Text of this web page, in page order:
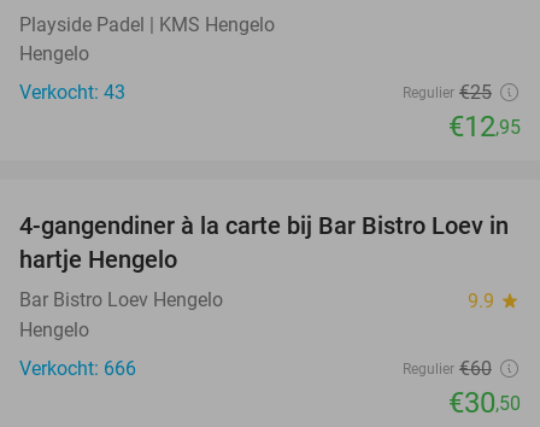
Playside Padel | KMS Hengelo
Hengelo
Verkocht: 43
Regulier €25
€12,95
49%
4-gangendiner à la carte bij Bar Bistro Loev in
hartje Hengelo
Bar Bistro Loev Hengelo 9.9 star
Hengelo
Verkocht: 666
Regulier €60
€30,50